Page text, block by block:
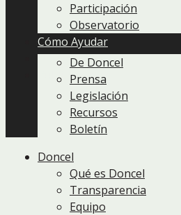
Participación
Observatorio
Cómo Ayudar
Novedades
Publicaciones
De Doncel
Prensa
Legislación
Recursos
Boletín
Doncel
Qué es Doncel
Transparencia
Equipo